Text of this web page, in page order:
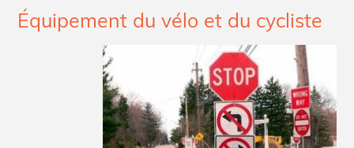
Équipement du vélo et du cycliste